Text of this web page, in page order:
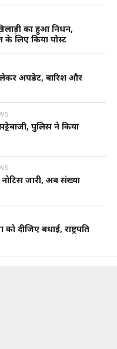
का हुआ निधन,
के लिए किया पोस्ट
अपडेट, बारिश और
पुलिस ने किया
नोटिस जारी, अब संख्या
दीजिए बधाई, राष्ट्रपति